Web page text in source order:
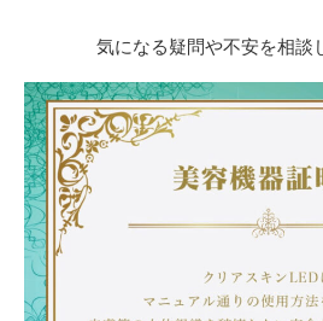
気になる疑問や不安を相談